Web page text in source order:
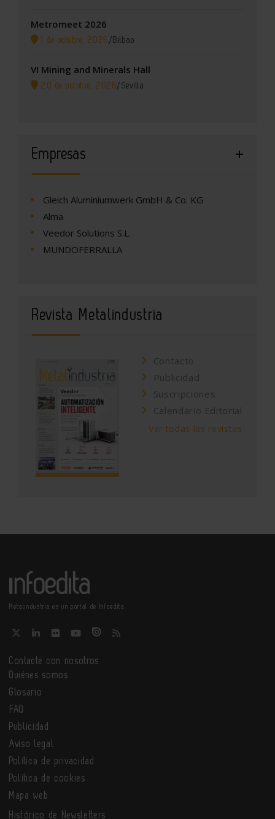
Metromeet 2026
1 de octubre, 2026 / Bilbao
VI Mining and Minerals Hall
20 de octubre, 2026/ Sevilla
Empresas
Gleich Aluminiumwerk GmbH & Co. KG
Alma
Veedor Solutions S.L.
MUNDOFERRALLA
Revista Metalindustria
Contacto
Publicidad
Suscripciones
Calendario Editorial
Ver todas las revistas
Metalindustria es un portal de Infoedita
Contacte con nosotros
Quiénes somos
Glosario
FAQ
Publicidad
Aviso legal
Política de privacidad
Política de cookies
Mapa web
Histórico de Newsletters